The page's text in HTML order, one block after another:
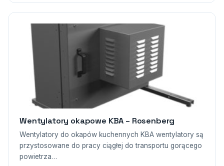
Wentylatory okapowe KBA – Rosenberg
Wentylatory do okapów kuchennych KBA wentylatory są
przystosowane do pracy ciągłej do transportu gorącego
powietrza…